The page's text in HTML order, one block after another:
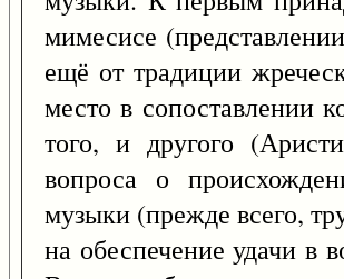
мимесисе
ещё от традиции
место в сопоставлении
того, и другого
вопроса о
музыки (прежде всего,
на обеспечение удачи в